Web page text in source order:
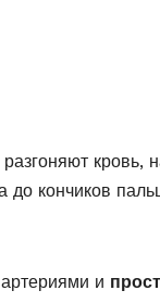
до кончиков
и